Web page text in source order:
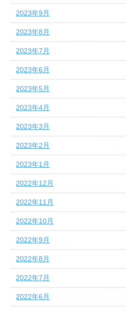
2023年9月
2023年8月
2023年7月
2023年6月
2023年5月
2023年4月
2023年3月
2023年2月
2023年1月
2022年12月
2022年11月
2022年10月
2022年9月
2022年8月
2022年7月
2022年6月